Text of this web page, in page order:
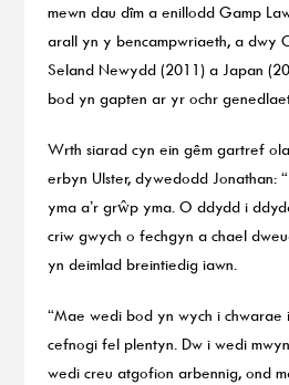
mewn dau dîm a enillodd Gamp
arall yn y bencampwriaeth, a dwy
Seland Newydd (2011) a Japan
bod yn gapten ar yr ochr
Wrth siarad cyn ein gêm gartref
erbyn Ulster, dywedodd Jonathan:
yma a’r grŵp yma. O ddydd i
criw gwych o fechgyn a chael
yn deimlad breintiedig iawn.
“Mae wedi bod yn wych i chwarae
cefnogi fel plentyn. Dw i wedi
wedi creu atgofion arbennig, ond